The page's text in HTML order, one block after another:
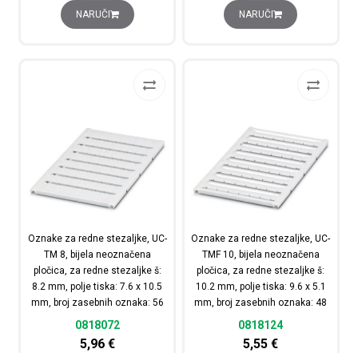
NARUČI NARUČI
Oznake za redne stezaljke, UC-
TM 8, bijela neoznačena
pločica, za redne stezaljke š:
8.2 mm, polje tiska: 7.6 x 10.5
mm, broj zasebnih oznaka: 56
0818072
5,96 €
Oznake za redne stezaljke, UC-
TMF 10, bijela neoznačena
pločica, za redne stezaljke š:
10.2 mm, polje tiska: 9.6 x 5.1
mm, broj zasebnih oznaka: 48
0818124
5,55€